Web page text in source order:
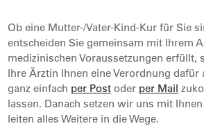
Ob eine Mutter-/Vater-Kind-Kur für Sie
entscheiden Sie gemeinsam mit Ihrem
medizinischen Voraussetzungen erfüllt,
Ihre Ärztin Ihnen eine Verordnung dafür
ganz einfach per Post oder per Mail
lassen. Danach setzen wir uns mit
leiten alles Weitere in die Wege.